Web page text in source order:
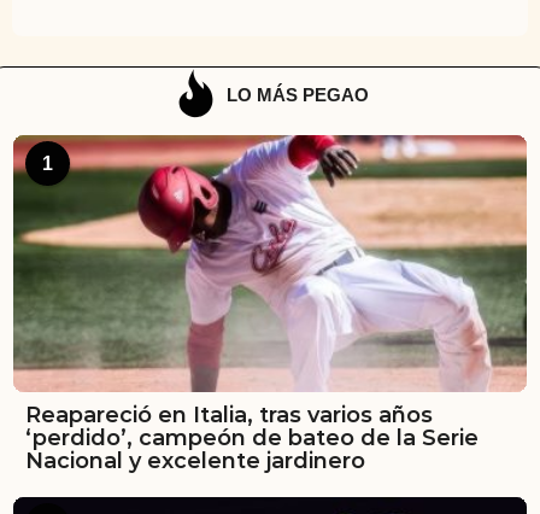
LO MÁS PEGAO
1
Reapareció en Italia, tras varios años
‘perdido’, campeón de bateo de la Serie
Nacional y excelente jardinero